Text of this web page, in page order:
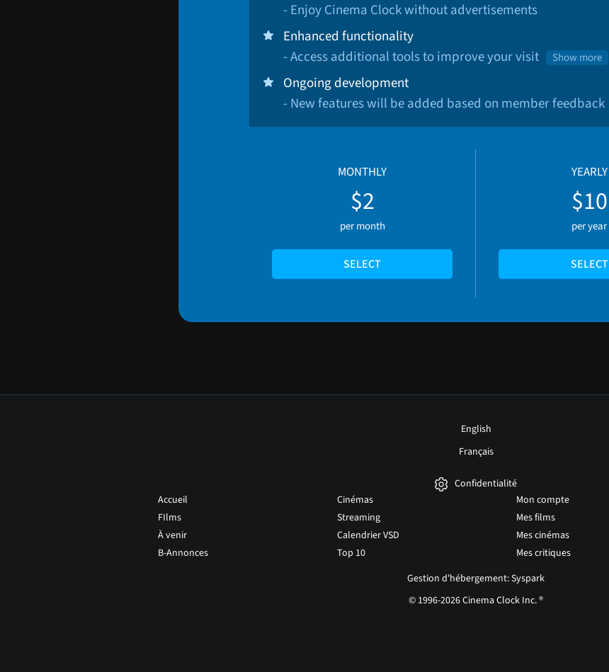
- Enjoy Cinema Clock without advertisements
Enhanced functionality
- Access additional tools to improve your visit
Show more
Ongoing development
- New features will be added based on member feedback
MONTHLY
$2
per month
SELECT
YEARLY
$10
per year
SELECT
English
Français
Confidentialité
Accueil
FIlms
À venir
B-Annonces
Cinémas
Streaming
Calendrier VSD
Top 10
Mon compte
Mes films
Mes cinémas
Mes critiques
Gestion d'hébergement: Syspark
© 1996-2026 Cinema Clock Inc. ®